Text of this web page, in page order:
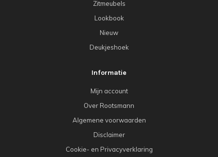
Zitmeubels
Lookbook
Nieuw
Deukjeshoek
Informatie
Mijn account
Over Rootsmann
Algemene voorwaarden
Disclaimer
Cookie- en Privacyverklaring